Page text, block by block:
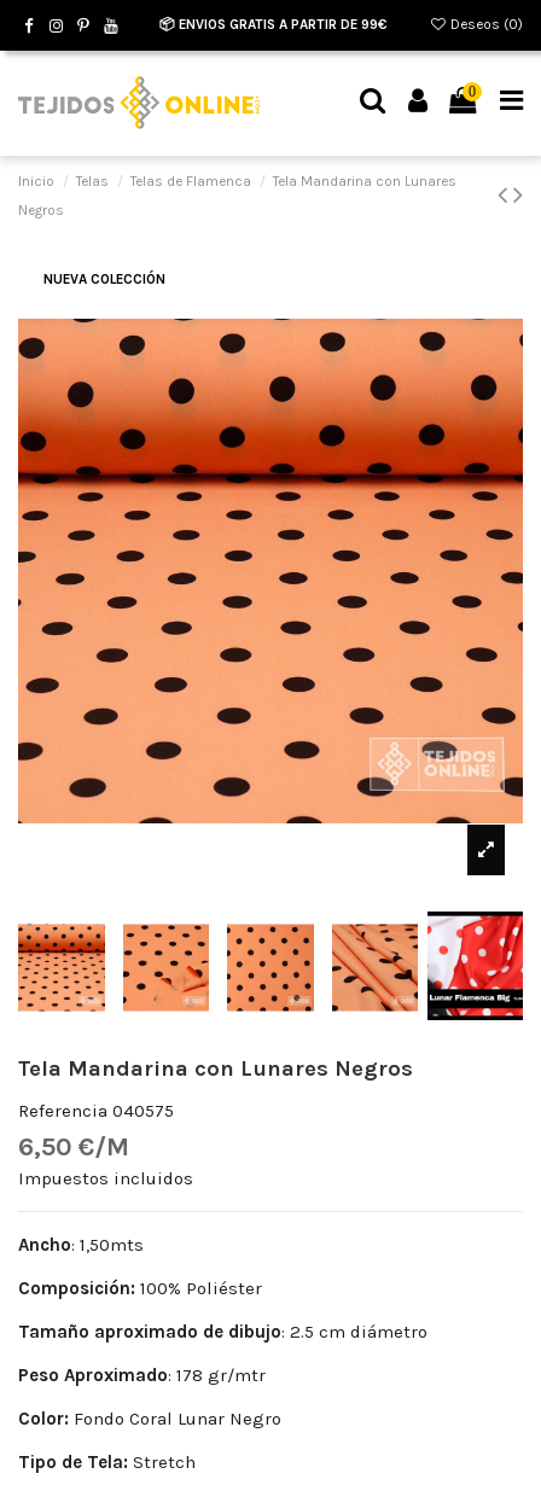
📦 ENVIOS GRATIS A PARTIR DE 99€ Deseos (0)
0
Inicio Telas Telas de Flamenca
Tela Mandarina con Lunares
Negros
NUEVA COLECCIÓN
Tela Mandarina con Lunares Negros
Referencia 040575
6,50 €/M
Impuestos incluidos
Ancho: 1,50mts
Composición: 100% Poliéster
Tamaño aproximado de dibujo: 2.5 cm diámetro
Peso Aproximado: 178 gr/mtr
Color: Fondo Coral Lunar Negro
Tipo de Tela: Stretch